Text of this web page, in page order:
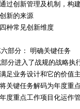
过创新管理及机制，构
新的来源
种常见创新维度
部分： 明确关键任务
分进入了战规的战略执
足业务设计和它的价值
关键任务解码为年度重
度重点工作项目化运作